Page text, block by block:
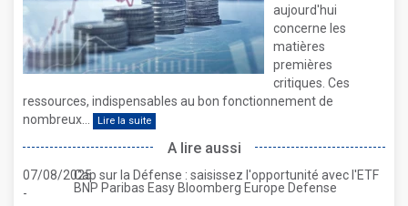
aujourd'hui
concerne les
matières
premières
critiques. Ces
ressources, indispensables au bon fonctionnement de
nombreux...
Lire la suite
A lire aussi
07/08/2025
-
Cap sur la Défense : saisissez l'opportunité avec l'ETF
BNP Paribas Easy Bloomberg Europe Defense